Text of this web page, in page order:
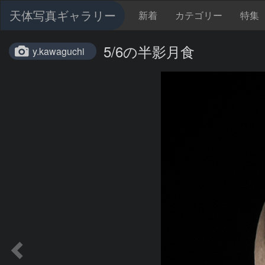
天体写真ギャラリー 新着 カテゴリー 特集
y.kawaguchi 5/6の半影月食